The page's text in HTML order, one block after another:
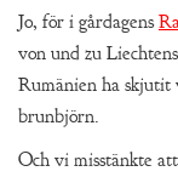
Jo, för i gårdagens
von und zu
Rumänien ha skjutit
brunbjörn.
Och vi misstänkte